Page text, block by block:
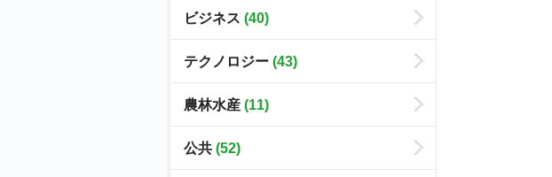
ビジネス (40)
テクノロジー (43)
農林水産 (11)
公共 (52)